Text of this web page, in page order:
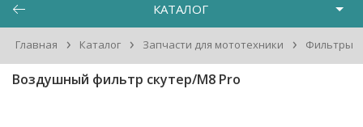
КАТАЛОГ
Главная › Каталог › Запчасти для мототехники › Фильтры
Воздушный фильтр скутер/M8 Pro